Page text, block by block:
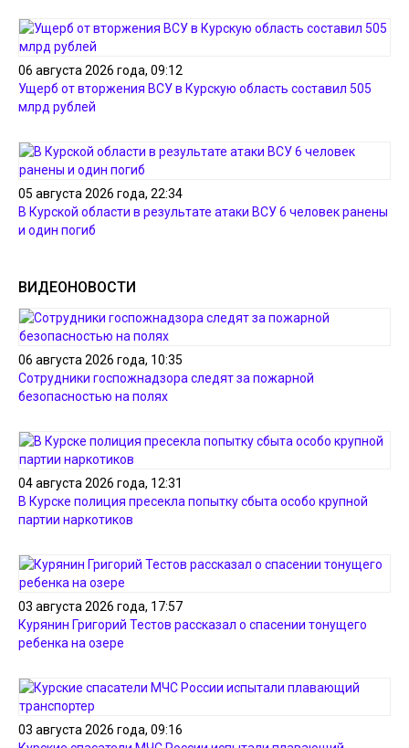
06 августа 2026 года, 09:12
Ущерб от вторжения ВСУ в Курскую область составил 505
млрд рублей
05 августа 2026 года, 22:34
В Курской области в результате атаки ВСУ 6 человек ранены
и один погиб
ВИДЕОНОВОСТИ
06 августа 2026 года, 10:35
Сотрудники госпожнадзора следят за пожарной
безопасностью на полях
04 августа 2026 года, 12:31
В Курске полиция пресекла попытку сбыта особо крупной
партии наркотиков
03 августа 2026 года, 17:57
Курянин Григорий Тестов рассказал о спасении тонущего
ребенка на озере
03 августа 2026 года, 09:16